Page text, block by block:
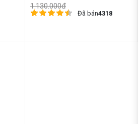
1.130.000đ
Đã bán4318